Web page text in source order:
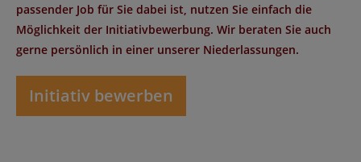
passender Job für Sie dabei ist, nutzen Sie einfach die
Möglichkeit der Initiativbewerbung. Wir beraten Sie auch
gerne persönlich in einer unserer Niederlassungen.
Initiativ bewerben